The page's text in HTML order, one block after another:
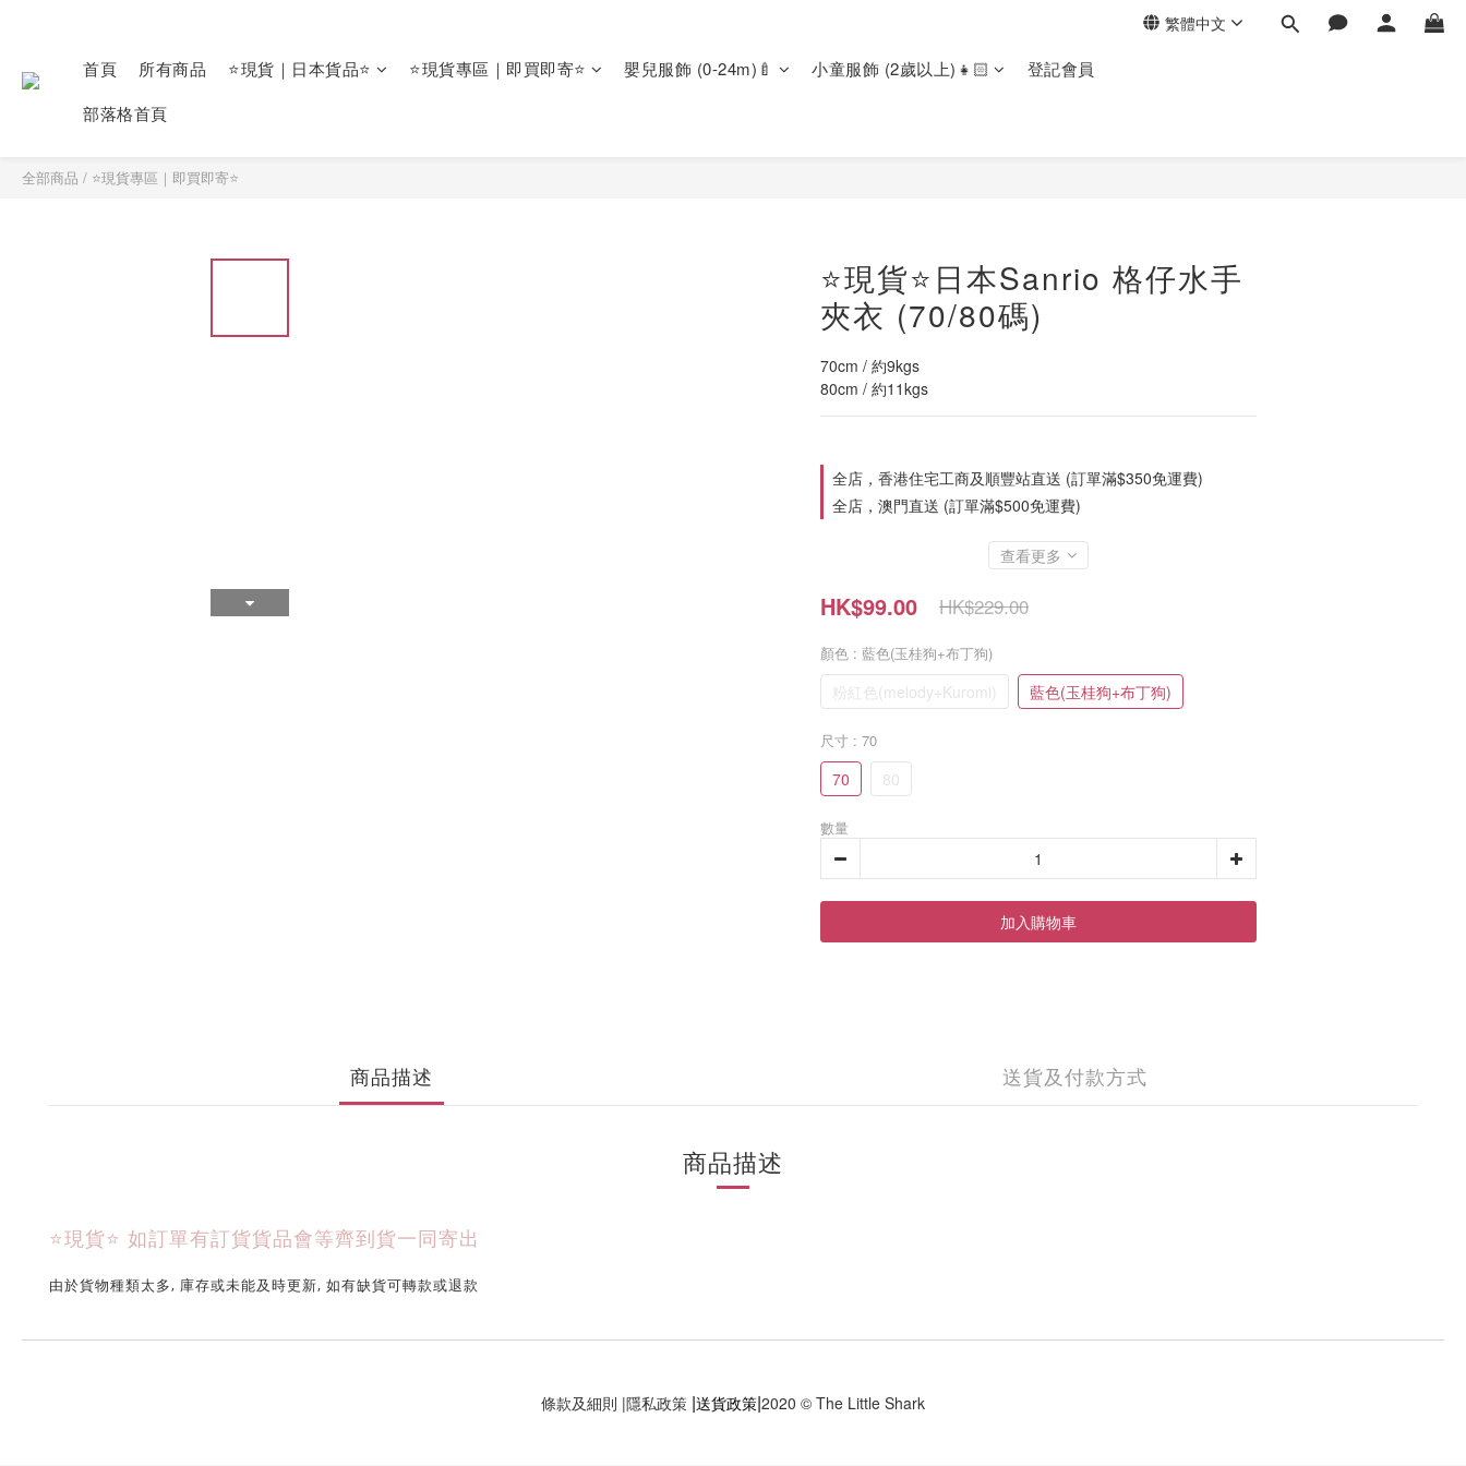
繁體中文
首頁 所有商品 ⭐現貨｜日本貨品⭐ ⭐現貨專區｜即買即寄⭐ 嬰兒服飾 (0-24m)🍼 小童服飾 (2歲以上)👧🏻
登記會員
部落格首頁
全部商品 / ⭐現貨專區｜即買即寄⭐
⭐現貨⭐日本Sanrio 格仔水手
夾衣 (70/80碼)
70cm / 約9kgs
80cm / 約11kgs
全店，香港住宅工商及順豐站直送 (訂單滿$350免運費)
全店，澳門直送 (訂單滿$500免運費)
查看更多
HK$99.00 HK$229.00
顏色 : 藍色(玉桂狗+布丁狗)
粉紅色(melody+Kuromi) 藍色(玉桂狗+布丁狗)
尺寸 : 70
70 80
數量
加入購物車
商品描述 送貨及付款方式
商品描述
⭐現貨⭐ 如訂單有訂貨貨品會等齊到貨一同寄出
由於貨物種類太多, 庫存或未能及時更新, 如有缺貨可轉款或退款
條款及細則 |隱私政策 |送貨政策|2020 © The Little Shark